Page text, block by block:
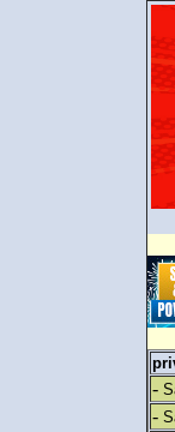
-
-